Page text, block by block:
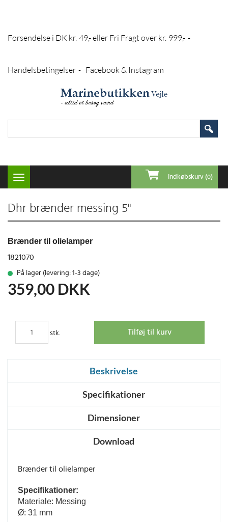
Forsendelse i DK kr. 49,- eller Fri Fragt over kr. 999,- -
Handelsbetingelser - Facebook & Instagram
Toggle
navigation
Indkøbskurv (0)
Dhr brænder messing 5"
Brænder til olielamper
1821070
På lager (levering: 1-3 dage)
359,00 DKK
stk.
Beskrivelse
Specifikationer
Dimensioner
Download
Brænder til olielamper
Specifikationer:
Materiale: Messing
Ø: 31 mm